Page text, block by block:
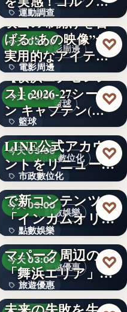
運動調查
34%
始め…
電影周邊
今天 03:00
電影周邊
75
映画の幕開けを告
げる“あの映像”が
実用的なアイテム
に！「…
♡
籃球
今天 03:00
籃球
3
【横浜エクセレン
ス】2026-27シーズ
ン キャプテン(…
♡
市政數位化
今天 03:00
市政數位化
文字
千葉県茂原市が
LINE公式アカウ
ントをリニューア
ル！プレ…
♡
點數娛樂
今天 03:00
點數娛樂
文字
ポイントインカム
で新コンテンツ
「インカムオリ
パ」開始
♡
旅遊優惠
今天 03:00
旅遊優惠
Peachで行くテー
マパーク周辺の
「舞浜エリア」ホ
テルも…
♡
かつての成功が、